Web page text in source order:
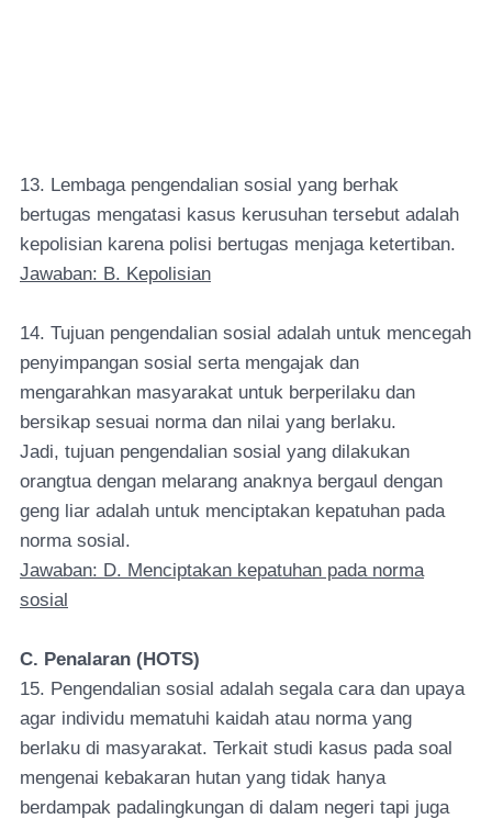
13. Lembaga pengendalian sosial yang berhak
bertugas mengatasi kasus kerusuhan tersebut adalah
kepolisian karena polisi bertugas menjaga ketertiban.
Jawaban: B. Kepolisian
14. Tujuan pengendalian sosial adalah untuk mencegah
penyimpangan sosial serta mengajak dan
mengarahkan masyarakat untuk berperilaku dan
bersikap sesuai norma dan nilai yang berlaku.
Jadi, tujuan pengendalian sosial yang dilakukan
orangtua dengan melarang anaknya bergaul dengan
geng liar adalah untuk menciptakan kepatuhan pada
norma sosial.
Jawaban: D. Menciptakan kepatuhan pada norma
sosial
C. Penalaran (HOTS)
15. Pengendalian sosial adalah segala cara dan upaya
agar individu mematuhi kaidah atau norma yang
berlaku di masyarakat. Terkait studi kasus pada soal
mengenai kebakaran hutan yang tidak hanya
berdampak padalingkungan di dalam negeri tapi juga